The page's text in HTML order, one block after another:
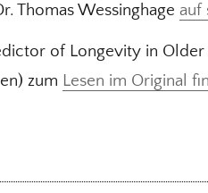
Thomas Wessinghage auf
of Longevity in
zum Lesen im Original